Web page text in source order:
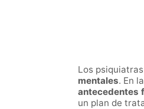
Los
mentales. En
antecedentes
un plan de